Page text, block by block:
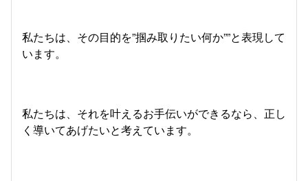
私たちは、その目的を”掴み取りたい何か””と表現して
います。
私たちは、それを叶えるお手伝いができるなら、正し
く導いてあげたいと考えています。